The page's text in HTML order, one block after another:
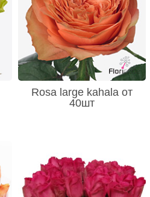
Rosa large kahala от
40шт